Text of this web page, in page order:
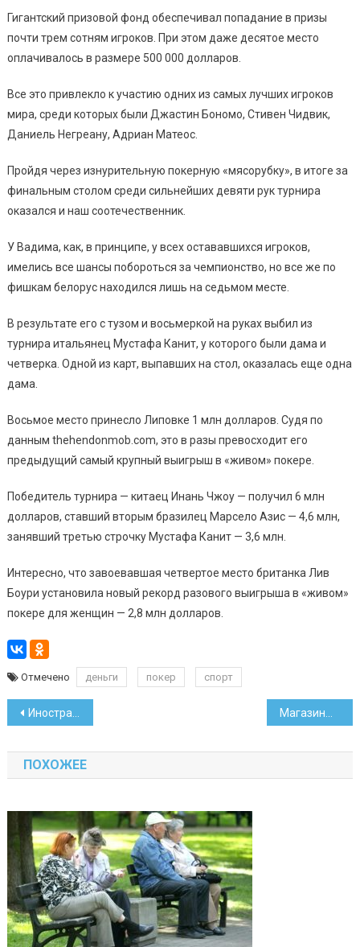
Гигантский призовой фонд обеспечивал попадание в призы
почти трем сотням игроков. При этом даже десятое место
оплачивалось в размере 500 000 долларов.
Все это привлекло к участию одних из самых лучших игроков
мира, среди которых были Джастин Бономо, Стивен Чидвик,
Даниель Негреану, Адриан Матеос.
Пройдя через изнурительную покерную «мясорубку», в итоге за
финальным столом среди сильнейших девяти рук турнира
оказался и наш соотечественник.
У Вадима, как, в принципе, у всех остававшихся игроков,
имелись все шансы побороться за чемпионство, но все же по
фишкам белорус находился лишь на седьмом месте.
В результате его с тузом и восьмеркой на руках выбил из
турнира итальянец Мустафа Канит, у которого были дама и
четверка. Одной из карт, выпавших на стол, оказалась еще одна
дама.
Восьмое место принесло Липовке 1 млн долларов. Судя по
данным thehendonmob.com, это в разы превосходит его
предыдущий самый крупный выигрыш в «живом» покере.
Победитель турнира — китаец Инань Чжоу — получил 6 млн
долларов, ставший вторым бразилец Марсело Азис — 4,6 млн,
занявший третью строчку Мустафа Канит — 3,6 млн.
Интересно, что завоевавшая четвертое место британка Лив
Боури установила новый рекорд разового выигрыша в «живом»
покере для женщин — 2,8 млн долларов.
Отмечено деньги покер спорт
Навигация
по
записям
Иностранцы смогут въезжать в Беларусь по электронным визам
ПОХОЖЕЕ